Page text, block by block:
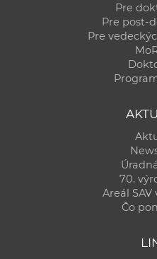
Pre
Pre post-
Pre
70.
Areál SAV
Čo